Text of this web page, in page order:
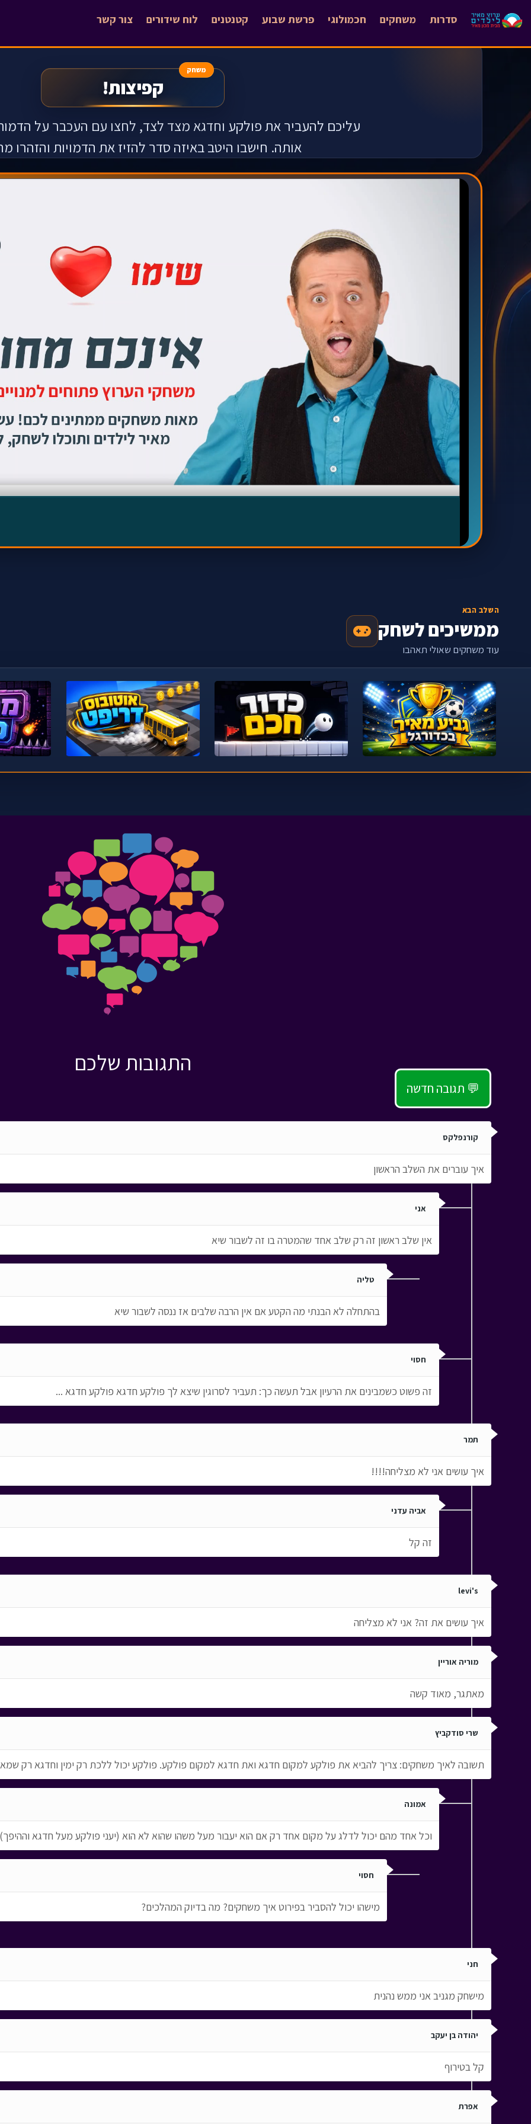
צור קשר לוח שידורים קטנטנים פרשת שבוע חכמולוגי משחקים סדרות
משחק
קפיצות!
עליכם להעביר את פולקע וחדגא מצד לצד, לחצו עם העכבר על הדמות
אותה. חישבו היטב באיזה סדר להזיז את הדמויות והזהרו
השלב הבא
ממשיכים לשחק
עוד משחקים שאולי תאהבו
‹
התגובות שלכם
תגובה חדשה 💬
קורנפלקס
איך עוברים את השלב הראשון
אני
אין שלב ראשון זה רק שלב אחד שהמטרה בו זה לשבור שיא
טליה
בהתחלה לא הבנתי מה הקטע אם אין הרבה שלבים אז ננסה לשבור שיא
חסוי
זה פשוט כשמבינים את הרעיון אבל תעשה כך: תעביר לסרוגין שיצא לך פולקע חדגא פולקע חדגא ...
תמר
איך עושים אני לא מצליחה!!!!
אביה עדני
זה קל
levi's
איך עושים את זה? אני לא מצליחה
מוריה אוריין
מאתגר, מאוד קשה
שרי סודקביץ
תשובה לאיך משחקים: צריך להביא את פולקע למקום חדגא ואת חדגא למקום פולקע. פולקע יכול ללכת רק ימין וחדגא רק
אמונה
וכל אחד מהם יכול לדלג על מקום אחד רק אם הוא יעבור מעל משהו שהוא לא הוא (יעני פולקע מעל חדגא
חסוי
מישהו יכול להסביר בפירוט איך משחקים? מה בדיוק המהלכים?
חני
מישחק מגניב אני ממש נהנית
יהודה בן יעקב
קל בטירוף
אפרת